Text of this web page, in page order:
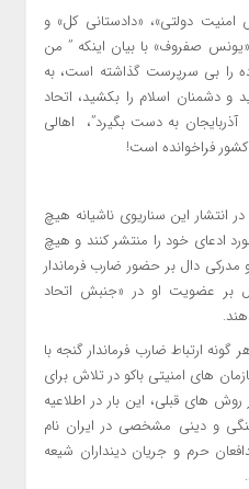
دولتی»، «دادستانی کل» و
صفروف» با بیان اینکه ” من
را بی سرپرست گذاشته است، به
و دشمنان اسلام را بکشید، اتحاد
به دست بگیرد”، اهالی
کشور فراخوانده است!
انتشار این سناریوی ناشیانه هیچ
ادعای خود را منتشر کنند و هیچ
دال بر حضور ضارب فرماندار
بر عضویت او در «جنبش اتحاد
ارتباط ضارب فرماندار گنجه با
های امنیتی باکو در تلاش برای
روش های قبلی، این بار در اطلاعیه
و دینی مشخصی در ایران نام
حرم و جریان دینداران شیعه